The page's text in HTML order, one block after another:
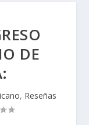
DE
, Reseñas